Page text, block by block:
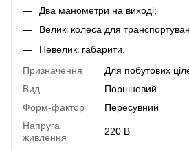
Два манометри на виході;
Великі колеса для
Невеликі габарити.
Призначення
Для побутових
Вид
Поршневий
Форм-фактор
Пересувний
Напруга
живлення
220 В